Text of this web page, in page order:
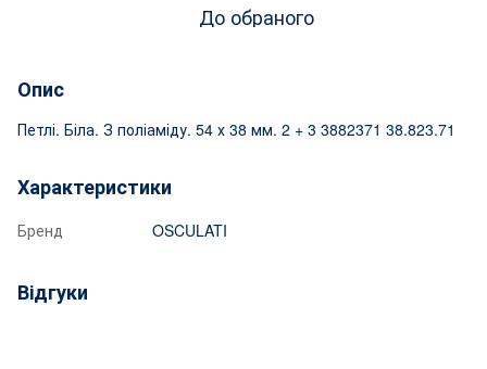
До обраного
Опис
Петлі. Біла. З поліаміду. 54 х 38 мм. 2 + 3 3882371 38.823.71
Характеристики
Бренд OSCULATI
Відгуки